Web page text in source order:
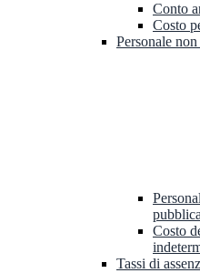
Conto
Costo
Personale
Costo
Tassi di